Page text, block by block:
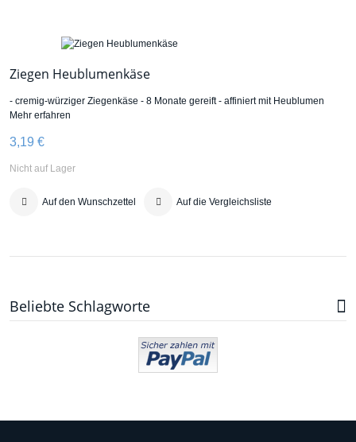
Ziegen Heublumenkäse
- cremig-würziger Ziegenkäse - 8 Monate gereift - affiniert mit Heublumen
Mehr erfahren
3,19 €
Nicht auf Lager
Auf den Wunschzettel Auf die Vergleichsliste
Beliebte Schlagworte